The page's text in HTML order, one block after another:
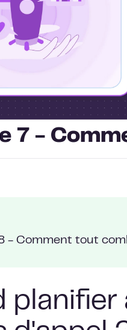
7 -
- Comment tout
planifier